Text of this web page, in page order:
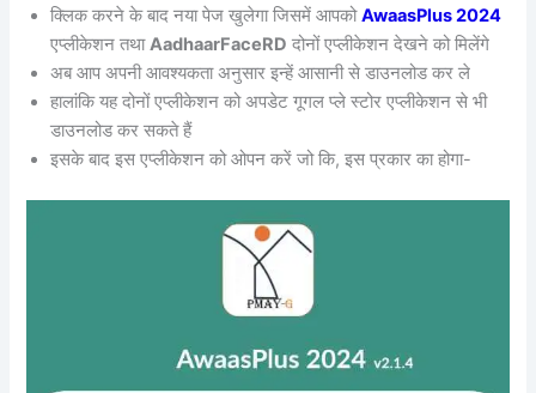
क्लिक करने के बाद नया पेज खुलेगा जिसमें आपकोAwaasPlus 2024
एप्लीकेशन तथाAadhaarFaceRD दोनों एप्लीकेशन देखने को मिलेंगे
अब आप अपनी आवश्यकता अनुसार इन्हें आसानी से डाउनलोड कर ले
हालांकि यह दोनों एप्लीकेशन को अपडेट गूगल प्ले स्टोर एप्लीकेशन से भी
डाउनलोड कर सकते हैं
इसके बाद इस एप्लीकेशन को ओपन करें जो कि, इस प्रकार का होगा-